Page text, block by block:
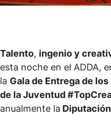
Talento, ingenio y
esta noche en el ADDA,
la Gala de Entrega de
de la Juventud
anualmente la